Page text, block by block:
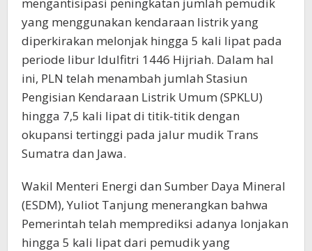
yang menggunakan kendaraan listrik yang
diperkirakan melonjak hingga 5 kali lipat pada
periode libur Idulfitri 1446 Hijriah. Dalam hal
ini, PLN telah menambah jumlah Stasiun
Pengisian Kendaraan Listrik Umum (SPKLU)
hingga 7,5 kali lipat di titik-titik dengan
okupansi tertinggi pada jalur mudik Trans
Sumatra dan Jawa.
Wakil Menteri Energi dan Sumber Daya Mineral
(ESDM), Yuliot Tanjung menerangkan bahwa
Pemerintah telah memprediksi adanya lonjakan
hingga 5 kali lipat dari pemudik yang